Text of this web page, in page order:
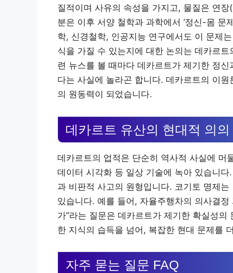
질적이며 사유의 속성을 가지고, 물질은 연
분은 이후 서양 철학과 과학에서 ‘정신-몸 문
학, 신경철학, 인공지능 연구에서도 이 문제
식을 가질 수 있는지에 대한 논의는 데카르
련 뉴스를 볼 때마다 데카르트가 제기한 정
다는 사실에 놀라곤 합니다. 데카르트의 이
의 원동력이 되었습니다.
데카르트 유산의 현대적 의의
데카르트의 업적은 단순히 역사적 사실에 머
데이터 시각화 등 일상 기술에 녹아 있습니
과 비판적 사고의 원형입니다. 코기토 명제
있습니다. 예를 들어, 자율주행차의 의사결
가”라는 질문은 데카르트가 제기한 확실성
한 지식의 습득을 넘어, 복잡한 현대 문제를
자주 묻는 질문 FAQ